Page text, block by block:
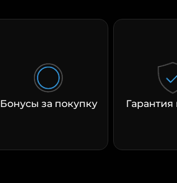
Бонусы за покупку Гарантия